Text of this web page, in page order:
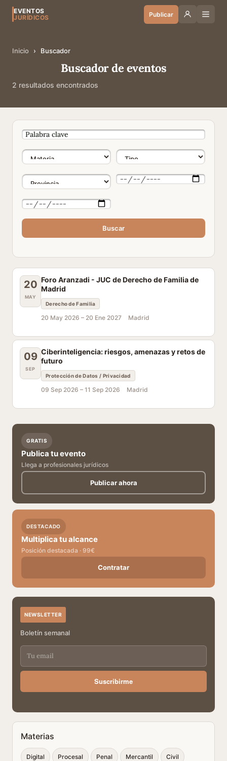
EVENTOS
JURÍDICOS
Publicar
Inicio › Buscador
Buscador de eventos
2 resultados encontrados
Buscar
20
MAY
Foro Aranzadi - JUC de Derecho de Familia de
Madrid
Derecho de Familia
20 May 2026 – 20 Ene 2027 Madrid
09
SEP
Ciberinteligencia: riesgos, amenazas y retos de
futuro
Protección de Datos / Privacidad
09 Sep 2026 – 11 Sep 2026 Madrid
GRATIS
Publica tu evento
Llega a profesionales jurídicos
Publicar ahora
DESTACADO
Multiplica tu alcance
Posición destacada · 99€
Contratar
NEWSLETTER
Boletín semanal
Suscribirme
Materias
Digital Procesal Penal Mercantil Civil